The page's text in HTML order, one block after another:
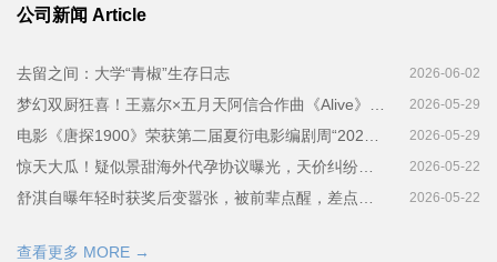
公司新闻 Article
去留之间：大学“青椒”生存日志 2026-06-02
2026-05-29
2026-05-29
2026-05-22
2026-05-22
查看更多 MORE →